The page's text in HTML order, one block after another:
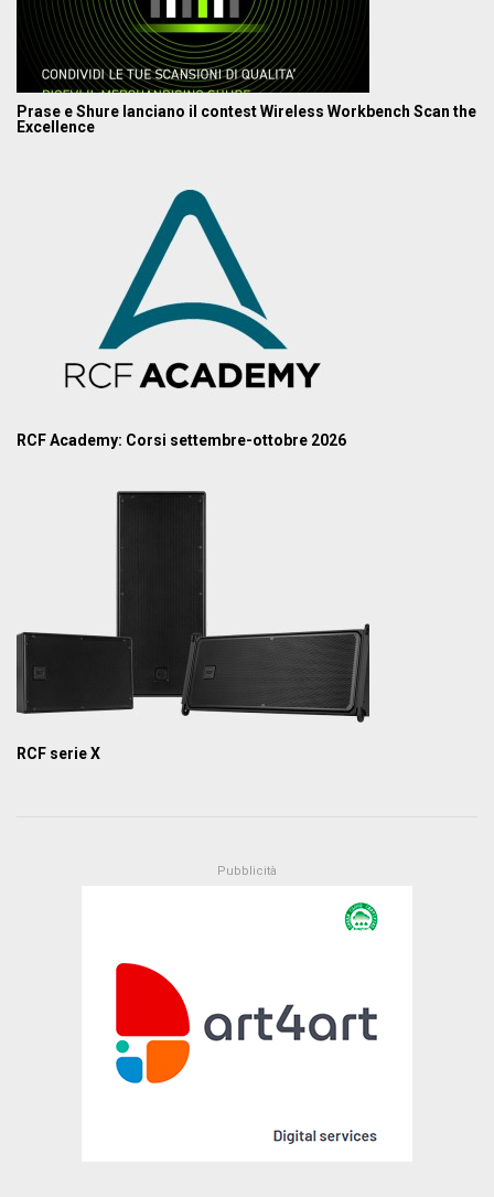
Prase e Shure lanciano il contest Wireless Workbench Scan the
Excellence
RCF Academy: Corsi settembre-ottobre 2026
RCF serie X